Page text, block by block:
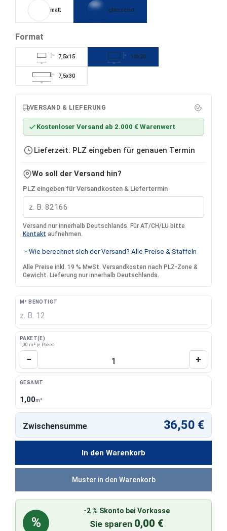
matt glänzend
Format
15
7,5 7,5x15
20
10x20
30
7,5 7,5x30
VERSAND & LIEFERUNG
Kostenloser Versand ab 2.000 € Warenwert
Lieferzeit: PLZ eingeben für genauen Termin
Wo soll der Versand hin?
PLZ eingeben für Versandkosten & Liefertermin
Versand nur innerhalb Deutschlands. Für AT/CH/LU bitte
Kontakt aufnehmen.
Wie berechnet sich der Versand? Alle Preise & Staffeln
Alle Preise inkl. 19 % MwSt. Versandkosten nach PLZ-Zone &
Gewicht. Lieferung nur innerhalb Deutschlands.
M² BENÖTIGT
PAKET(E)
1,00 m² je Paket
Produkt Anzahl: Gib den gewünschten
− +
GESAMT
1,00m²
In den Warenkorb
Zwischensumme 36,50 €
%
-2 % Skonto bei Vorkasse
Sie sparen 0,00 €
Muster in den Warenkorb